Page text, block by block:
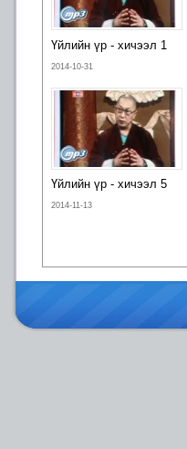
Үйлийн үр - хичээл 1
2014-10-31
Үйлийн үр - хичээл 5
2014-11-13